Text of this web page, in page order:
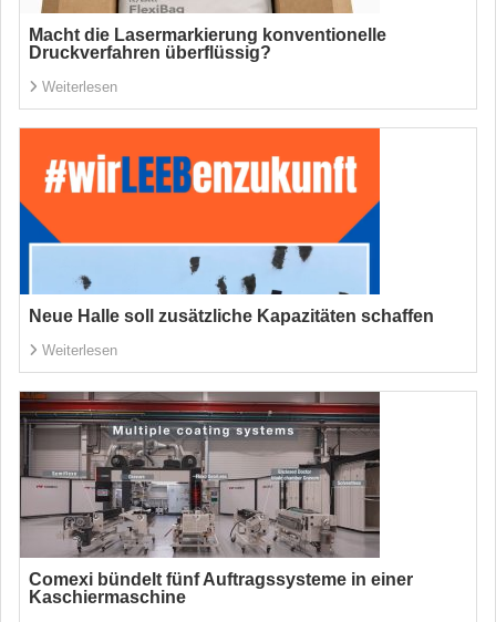
Macht die Lasermarkierung konventionelle
Druckverfahren überflüssig?
Weiterlesen
Neue Halle soll zusätzliche Kapazitäten schaffen
Weiterlesen
Comexi bündelt fünf Auftragssysteme in einer
Kaschiermaschine